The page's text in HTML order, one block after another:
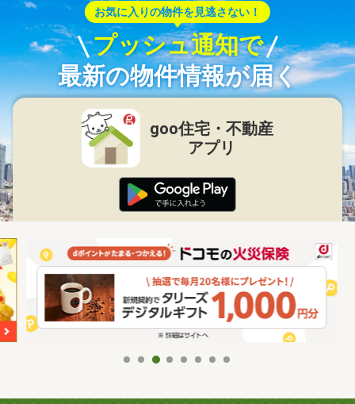
お気に入りの物件を見逃さない！
プッシュ通知で
最新の物件情報が届く
goo住宅・不動産
アプリ